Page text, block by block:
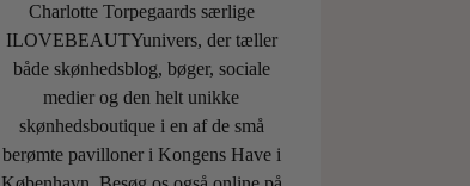
Charlotte Torpegaards særlige
ILOVEBEAUTYunivers, der tæller
både skønhedsblog, bøger, sociale
medier og den helt unikke
skønhedsboutique i en af de små
berømte pavilloner i Kongens Have i